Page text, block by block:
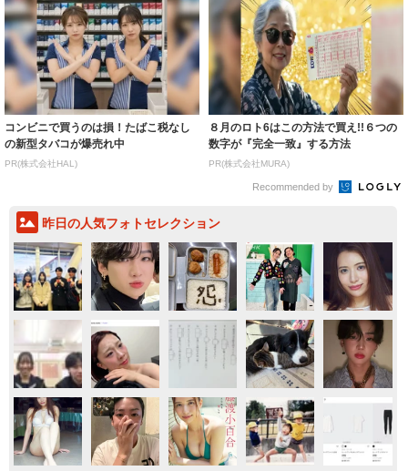
コンビニで買うのは損！たばこ税なし
の新型タバコが爆売れ中
PR(株式会社HAL)
８月のロト6はこの方法で買え!!６つの
数字が『完全一致』する方法
PR(株式会社MURA)
Recommended by
昨日の人気フォトセレクション